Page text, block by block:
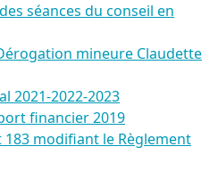
séances du conseil en
mineure Claudette
2021-2022-2023
financier 2019
183 modifiant le Règlement